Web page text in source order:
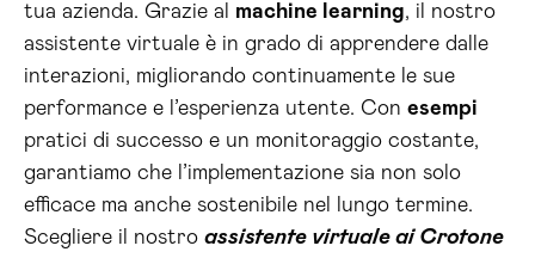
tua azienda. Grazie al machine learning, il nostro
assistente virtuale è in grado di apprendere dalle
interazioni, migliorando continuamente le sue
performance e l’esperienza utente. Con esempi
pratici di successo e un monitoraggio costante,
garantiamo che l’implementazione sia non solo
efficace ma anche sostenibile nel lungo termine.
Scegliere il nostro assistente virtuale ai Crotone